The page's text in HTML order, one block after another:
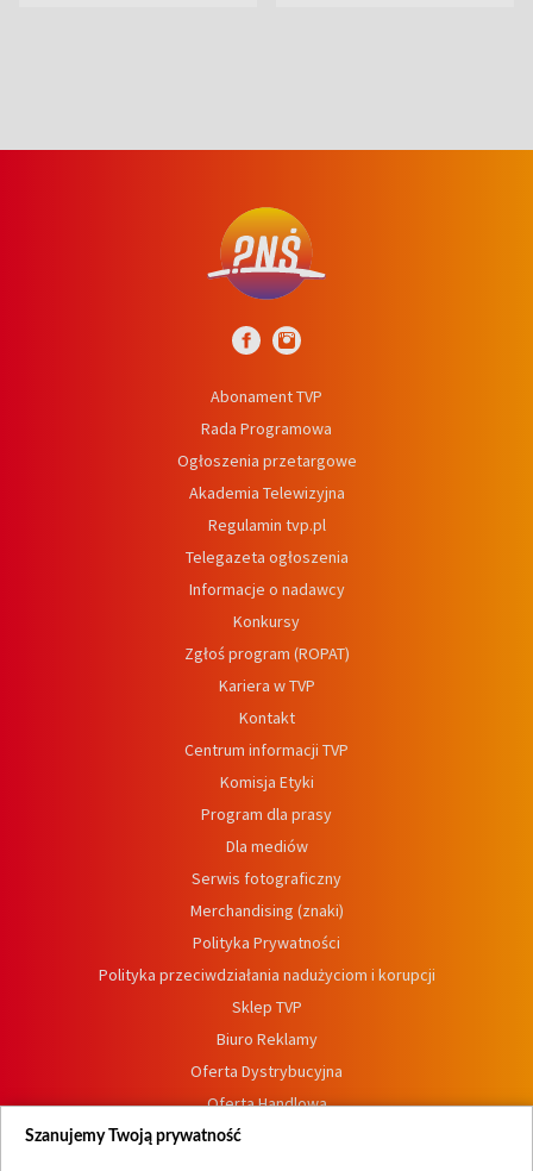
Abonament TVP
Rada Programowa
Ogłoszenia przetargowe
Akademia Telewizyjna
Regulamin tvp.pl
Telegazeta ogłoszenia
Informacje o nadawcy
Konkursy
Zgłoś program (ROPAT)
Kariera w TVP
Kontakt
Centrum informacji TVP
Komisja Etyki
Program dla prasy
Dla mediów
Serwis fotograficzny
Merchandising (znaki)
Polityka Prywatności
Polityka przeciwdziałania nadużyciom i korupcji
Sklep TVP
Biuro Reklamy
Oferta Dystrybucyjna
Oferta Handlowa
Dostępność
Szanujemy Twoją prywatność